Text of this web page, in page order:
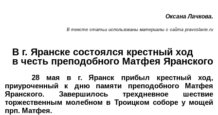
Оксана Лачкова.
В тексте статьи использованы материалы с сайта pravoslavie.ru
В г. Яранске состоялся крестный ход
в честь преподобного Матфея Яранского
28 мая в г.
Яранск прибыл крестный ход,
приуроченный к дню памяти преподобного Матфея
Яранского. Завершилось трехдневное шествие
торжественным молебном в Троицком соборе у мощей
прп. Матфея.